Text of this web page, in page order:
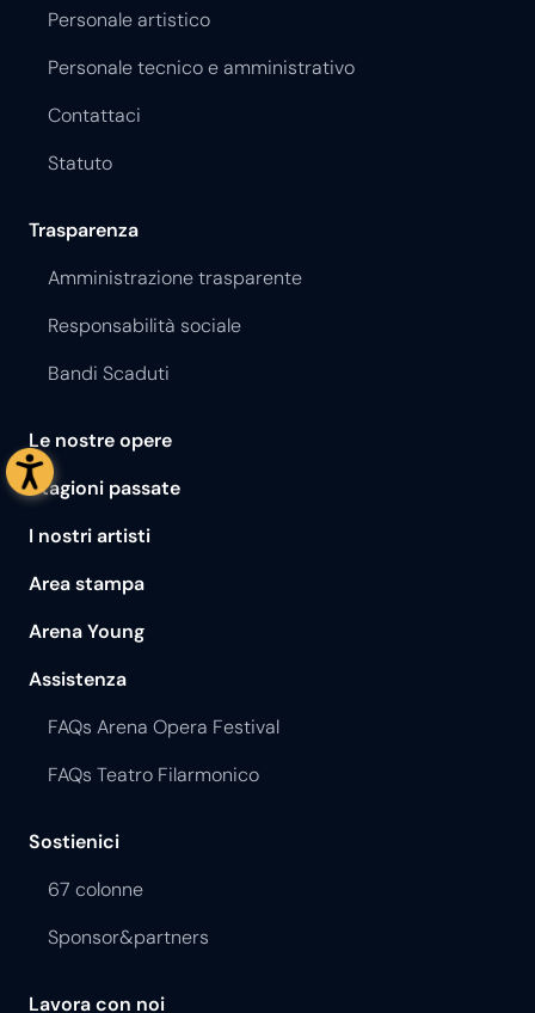
Personale artistico
Personale tecnico e amministrativo
Contattaci
Statuto
Trasparenza
Amministrazione trasparente
Responsabilità sociale
Bandi Scaduti
Le nostre opere
Stagioni passate
I nostri artisti
Area stampa
Arena Young
Assistenza
FAQs Arena Opera Festival
FAQs Teatro Filarmonico
Sostienici
67 colonne
Sponsor&partners
Lavora con noi